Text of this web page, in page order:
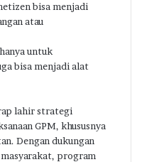
bisa menjadi
atau
untuk
bisa menjadi alat
lahir strategi
GPM, khususnya
Dengan dukungan
program